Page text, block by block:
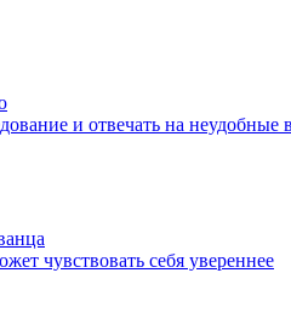
и отвечать на неудобные
чувствовать себя увереннее